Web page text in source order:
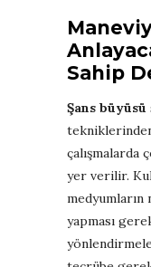
Sahip
Şans büyüsü
çalışmalarda
yer verilir.
yapması